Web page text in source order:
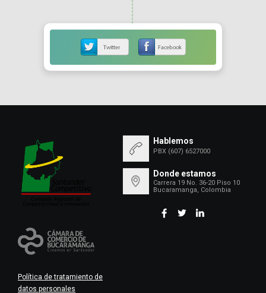
Política de tratamiento de
datos personales
Hablemos
PBX (607) 6527000
Donde estamos
Carrera 19 No. 36-20 Piso 10
Bucaramanga, Colombia